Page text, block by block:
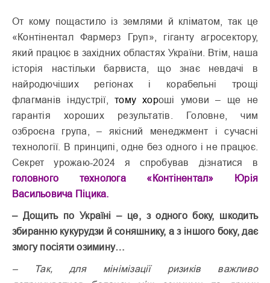
От кому пощастило із землями й кліматом, так це
«Контінентал Фармерз Груп», гіганту агросектору,
який працює в західних областях України. Втім, наша
історія настільки барвиста, що знає невдачі в
найродючіших регіонах і корабельні трощі
флагманів індустрії,тому хороші умови – ще не
гарантія хороших результатів. Головне, чим
озброєна група, – якісний менеджмент і сучасні
технології. В принципі, одне без одного і не працює.
Секрет урожаю-2024 я спробував дізнатися в
головного технолога «Контінентал» Юрія
Васильовича Піцика.
– Дощить по Україні – це, з одного боку, шкодить
збиранню кукурудзи й соняшнику, а з іншого боку, дає
змогу посіяти озимину…
– Так, для мінімізації ризиків важливо